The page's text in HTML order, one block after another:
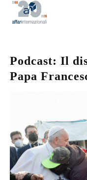
Podcast: Il
Papa